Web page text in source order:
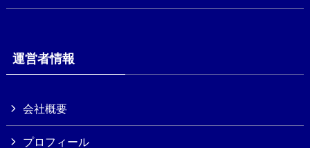
運営者情報
会社概要
プロフィール